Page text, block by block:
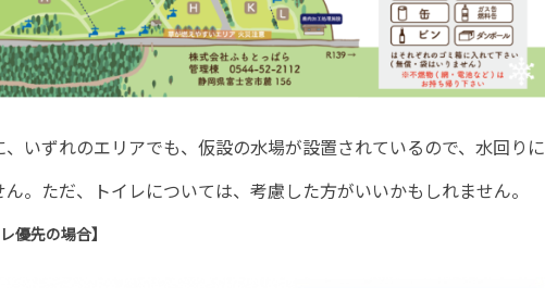
いずれのエリアでも、仮設の水場が設置されているので、水回りに
。ただ、トイレについては、考慮した方がいいかもしれません。
優先の場合】